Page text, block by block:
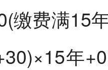
缴费满15
年